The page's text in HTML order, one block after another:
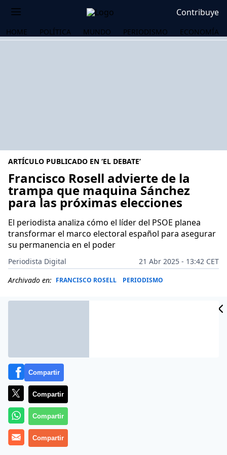
Contribuye
HOME POLÍTICA MUNDO PERIODISMO ECONOMÍA
ARTÍCULO PUBLICADO EN ‘EL DEBATE’
Francisco Rosell advierte de la
trampa que maquina Sánchez
para las próximas elecciones
El periodista analiza cómo el líder del PSOE planea
transformar el marco electoral español para asegurar
su permanencia en el poder
Periodista Digital
21 Abr 2025 - 13:42 CET
Archivado en: FRANCISCO ROSELL PERIODISMO
El periodistaFrancisco Rosell
Compartir
Compartir
Compartir
Compartir